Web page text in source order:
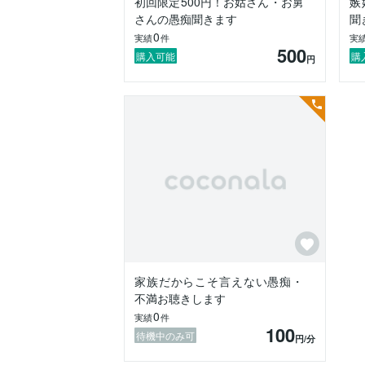
まずは、友達感覚でお話しましょう♪
■私の簡単な経歴。
学生時代にいじめを経験。
初めて入社した会社が倒産。
ニートを経て、引きこもり生活を経験。
カウンセリングに通う前はかなりためら
という思いに駆られていました。
更に、病院に行くまでには電話で日程
私も「こんなに時間がかかるんだ。」と
絶望を感じてしまいました。
しかも、せっかく病院に行っても何を相
さんの愚痴聞きます
実績0件
購入可能 500円
聞
実
購
家族だからこそ言えない愚痴・
不満お聴きします
実績0件
待機中のみ可 100円/分